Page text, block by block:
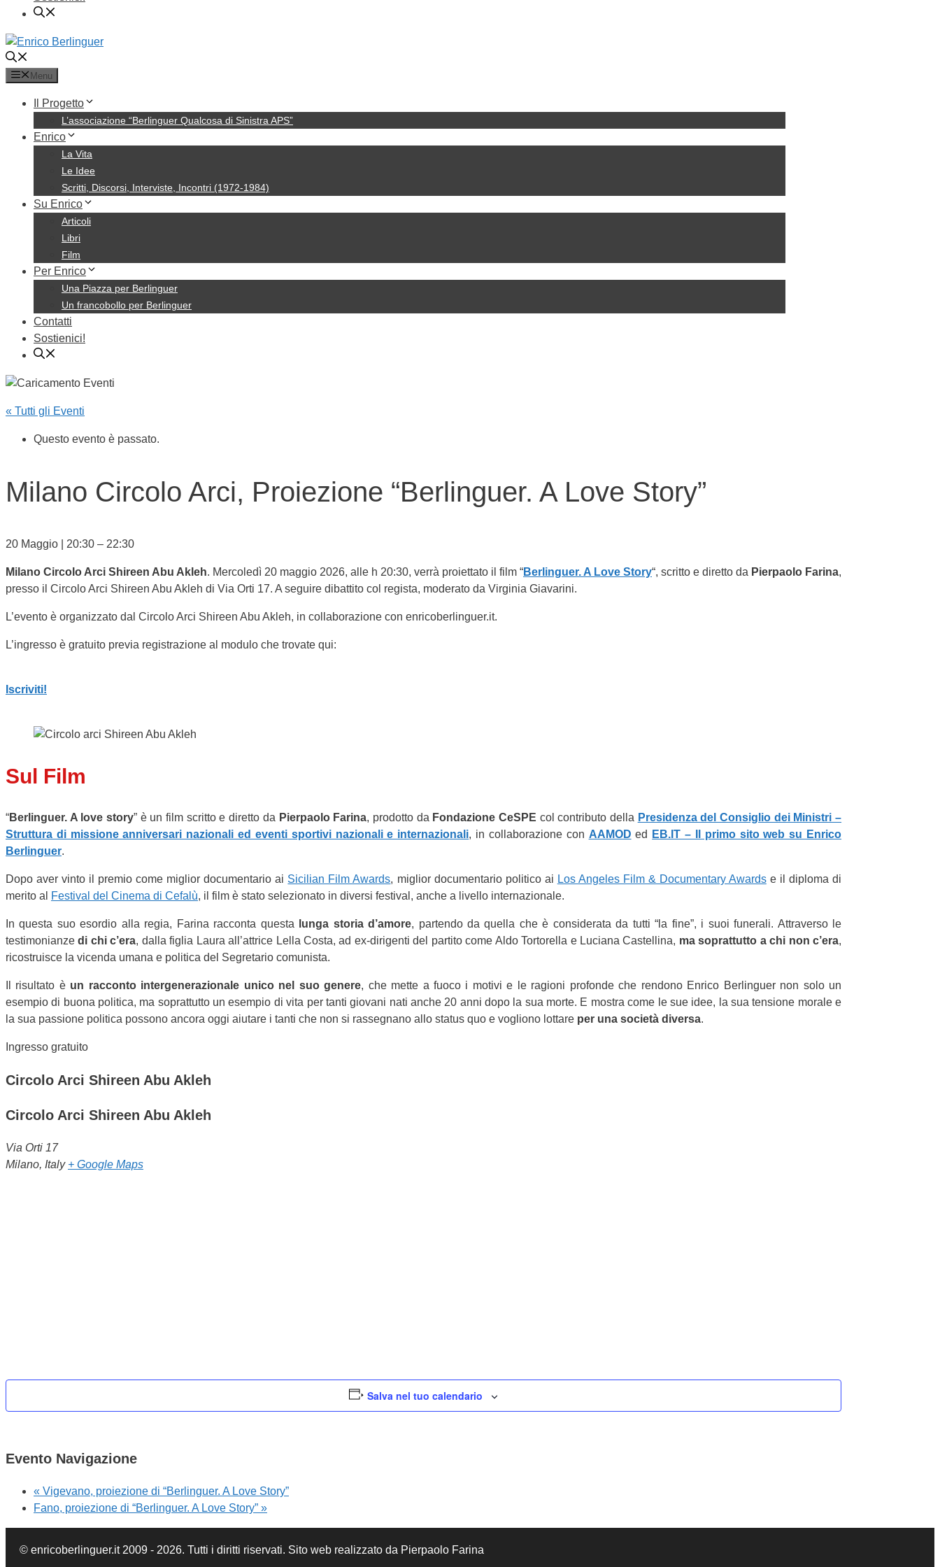
Menu
Il Progetto
L’associazione “Berlinguer Qualcosa di Sinistra APS”
Enrico
La Vita
Le Idee
Scritti, Discorsi, Interviste, Incontri (1972-1984)
Su Enrico
Articoli
Libri
Film
Per Enrico
Una Piazza per Berlinguer
Un francobollo per Berlinguer
Contatti
Sostienici!
« Tutti gli Eventi
Questo evento è passato.
Milano Circolo Arci, Proiezione “Berlinguer. A Love Story”
20 Maggio 20:30 – 22:30
Milano Circolo Arci Shireen Abu Akleh. Mercoledì 20 maggio 2026, alle h 20:30, verrà proiettato il film “Berlinguer. A Love Story“, scritto e diretto da Pierpaolo Farina,
presso il Circolo Arci Shireen Abu Akleh di Via Orti 17. A seguire dibattito col regista, moderato da Virginia Giavarini.
L’evento è organizzato dal Circolo Arci Shireen Abu Akleh, in collaborazione con enricoberlinguer.it.
L’ingresso è gratuito previa registrazione al modulo che trovate qui:
Iscriviti!
Sul Film
“Berlinguer. A love story” è un film scritto e diretto da Pierpaolo Farina, prodotto da Fondazione CeSPE col contributo della Presidenza del Consiglio dei Ministri –
Struttura di missione anniversari nazionali ed eventi sportivi nazionali e internazionali, in collaborazione con AAMOD ed
EB.IT – Il primo sito web su Enrico
Berlinguer.
Dopo aver vinto il premio come miglior documentario ai Sicilian Film Awards, miglior documentario politico ai Los Angeles Film & Documentary Awardse il diploma di
merito al
Festival del Cinema di Cefalù, il film è stato selezionato in diversi festival, anche a livello internazionale.
In questa suo esordio alla regia, Farina racconta questa lunga storia d’amore, partendo da quella che è considerata da tutti “la fine”, i suoi funerali. Attraverso le
testimonianzedi chi c’era, dalla figlia Laura all’attrice Lella Costa, ad ex-dirigenti del partito come Aldo Tortorella e Luciana Castellina, ma soprattutto a chi non c’era,
ricostruisce la vicenda umana e politica del Segretario comunista.
Il risultato è un racconto intergenerazionale unico nel suo genere, che mette a fuoco i motivi e le ragioni profonde che rendono Enrico Berlinguer non solo un
esempio di buona politica, ma soprattutto un esempio di vita per tanti giovani nati anche 20 anni dopo la sua morte. E mostra come le sue idee, la sua tensione morale e
la sua passione politica possono ancora oggi aiutare i tanti che non si rassegnano allo status quo e vogliono lottare per una società diversa.
Ingresso gratuito
Circolo Arci Shireen Abu Akleh
Circolo Arci Shireen Abu Akleh
Via Orti 17
Milano, Italy + Google Maps
Salva nel tuo calendario
Evento Navigazione
« Vigevano, proiezione di “Berlinguer. A Love Story”
Fano, proiezione di “Berlinguer. A Love Story” »
© enricoberlinguer.it 2009 - 2026. Tutti i diritti riservati. Sito web realizzato da Pierpaolo Farina